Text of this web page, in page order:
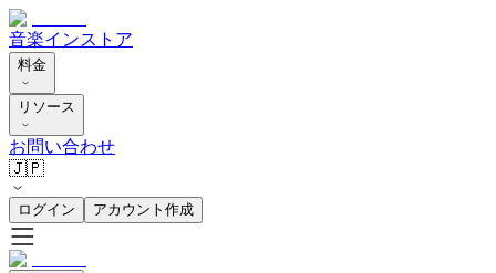
音楽インストア
料金
リソース
お問い合わせ
🇯🇵
ログイン アカウント作成